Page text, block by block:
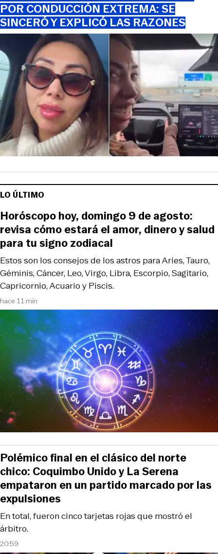
POR CONDUCCIÓN EXTREMA: SE
SINCERÓ Y EXPLICÓ LAS RAZONES
LO ÚLTIMO
hace 11 min
Estos son los consejos de los astros para Aries, Tauro,
Géminis, Cáncer, Leo, Virgo, Libra, Escorpio, Sagitario,
Capricornio, Acuario y Piscis.
Horóscopo hoy, domingo 9 de agosto:
revisa cómo estará el amor, dinero y salud
para tu signo zodiacal
20:59
En total, fueron cinco tarjetas rojas que mostró el
árbitro.
Polémico final en el clásico del norte
chico: Coquimbo Unido y La Serena
empataron en un partido marcado por las
expulsiones